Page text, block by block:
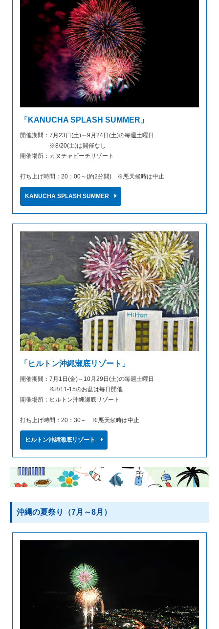
「KANUCHA SPLASH SUMMER」
開催期間：7月23日(土)～9月24日(土)の毎週土曜日
※8/20(土)は開催なし
開催場所：カヌチャビーチリゾート
打ち上げ時間：20：00～(約2分間) ※悪天候時は中止
KANUCHA SPLASH SUMMER
「ヒルトン沖縄瀬底リゾート」
開催期間：7月1日(金)～10月29日(土)の毎週土曜日
※8/11-15のお盆は毎日開催
開催場所：ヒルトン沖縄瀬底リゾート
打ち上げ時間：20：30～ ※悪天候時は中止
ヒルトン沖縄瀬底リゾート
沖縄の夏祭り（7月～8月）